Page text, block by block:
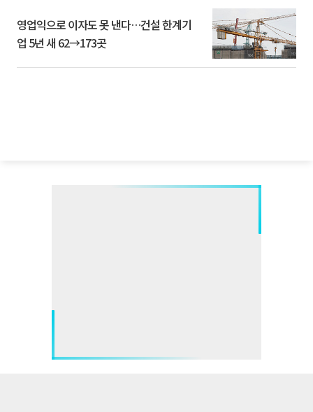
영업익으로 이자도 못 낸다…건설 한계기
업 5년 새 62→173곳